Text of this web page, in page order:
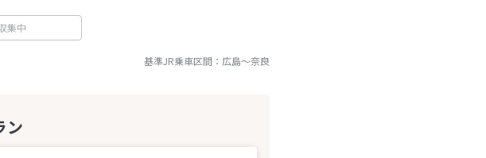
集中
基準JR乗車区間： 広島～奈良